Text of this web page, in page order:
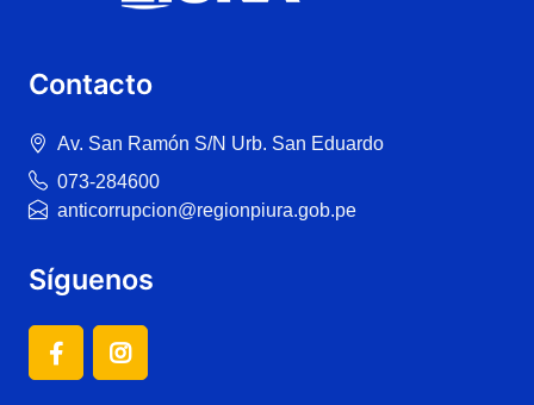
Contacto
Av. San Ramón S/N Urb. San Eduardo
073-284600
anticorrupcion@regionpiura.gob.pe
Síguenos